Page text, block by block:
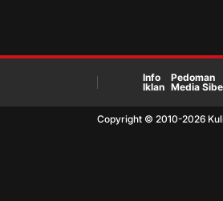
Info
Iklan
Pedoman
Media
Copyright © 2010-2026